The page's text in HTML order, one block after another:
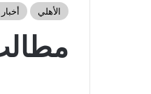
الأهلي